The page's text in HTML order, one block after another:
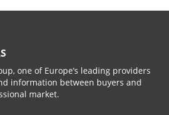
one of Europe’s leading providers
information between buyers and
market.